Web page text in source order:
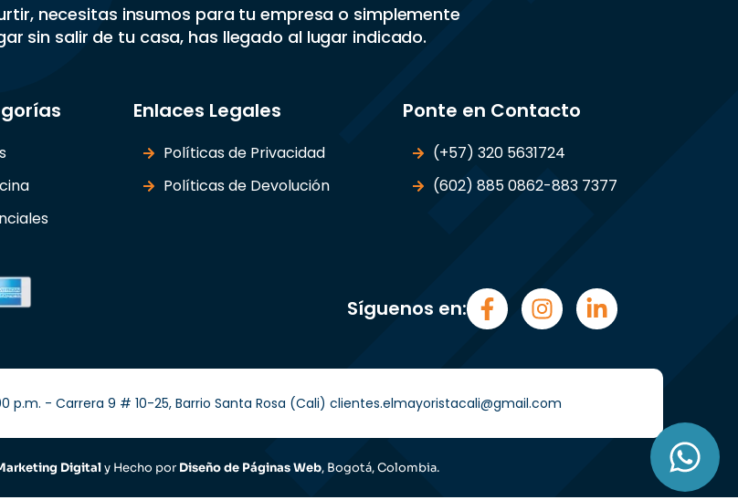
necesitas insumos para tu empresa o simplemente
sin salir de tu casa, has llegado al lugar indicado.
Enlaces Legales
Políticas de Privacidad
Políticas de Devolución
Ponte en Contacto
(+57) 320 5631724
(602) 885 0862-883 7377
Síguenos en:
p.m. - Carrera 9 # 10-25, Barrio Santa Rosa (Cali) clientes.elmayoristacali@gmail.com
Digitaly Hecho por Diseño de Páginas Web, Bogotá, Colombia.